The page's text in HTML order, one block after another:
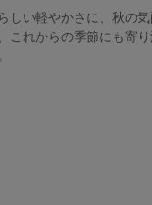
しい軽やかさに、秋の
これからの季節にも寄